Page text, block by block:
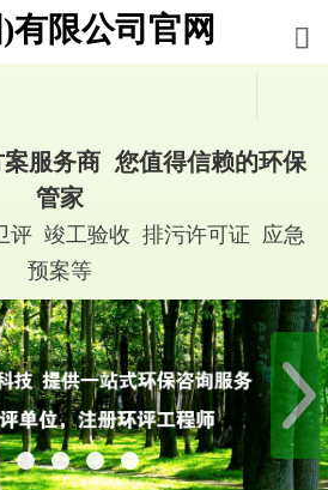
有限公司官网
服务商 您值得信赖的环保
管家
评 竣工验收 排污许可证 应急
预案等